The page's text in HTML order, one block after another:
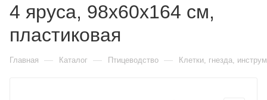
4 яруса, 98x60x164 см,
пластиковая
Главная — Каталог — Птицеводство — Клетки, гнезда,